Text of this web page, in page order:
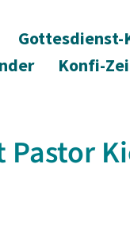
Gottesdienst-
Konfi-